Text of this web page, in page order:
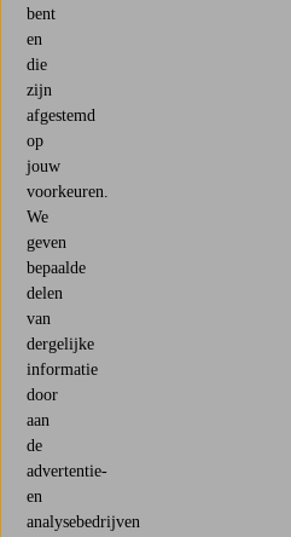
bent
en
die
zijn
afgestemd
op
jouw
voorkeuren.
We
geven
bepaalde
delen
van
dergelijke
informatie
door
aan
de
advertentie-
en
analysebedrijven